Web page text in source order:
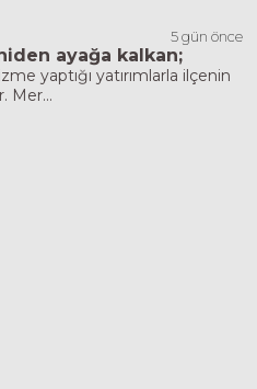
5 gün önce
ayağa kalkan;
yaptığı yatırımlarla ilçenin
Mer...